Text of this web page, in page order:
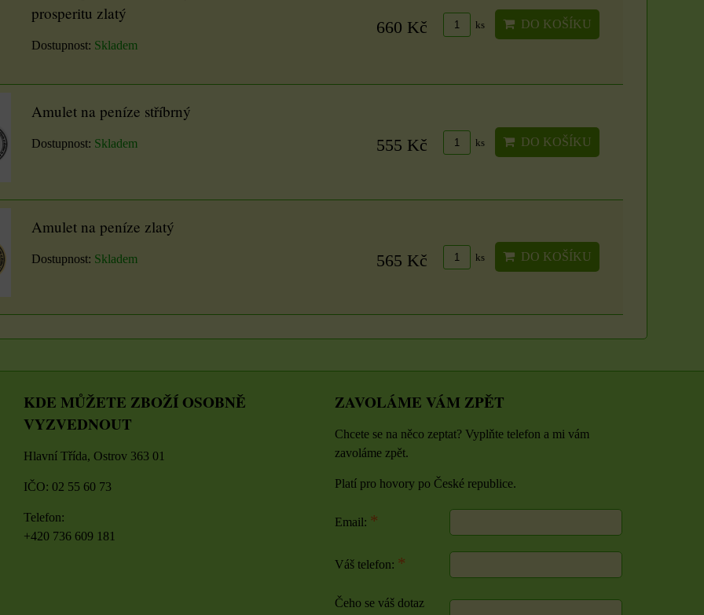
prosperitu zlatý
Dostupnost: Skladem
660 Kč ks DO KOŠÍKU
Amulet na peníze stříbrný
Dostupnost: Skladem 555 Kč ks DO KOŠÍKU
Amulet na peníze zlatý
Dostupnost: Skladem 565 Kč ks DO KOŠÍKU
KDE MŮŽETE ZBOŽÍ OSOBNĚ
VYZVEDNOUT
Hlavní Třída, Ostrov 363 01
IČO: 02 55 60 73
Telefon:
+420 736 609 181
ZAVOLÁME VÁM ZPĚT
Chcete se na něco zeptat? Vyplňte telefon a mi vám
zavoláme zpět.
Platí pro hovory po České republice.
Email: *
Váš telefon: *
Čeho se váš dotaz